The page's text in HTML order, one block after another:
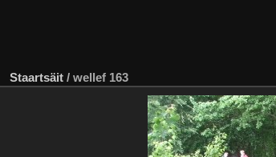
Staartsäit / wellef 163